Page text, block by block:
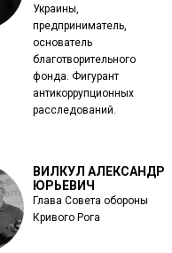
Украины,
предприниматель,
основатель
благотворительного
фонда. Фигурант
антикоррупционных
расследований.
ВИЛКУЛ АЛЕКСАНДР
ЮРЬЕВИЧ
Глава Совета обороны
Кривого Рога